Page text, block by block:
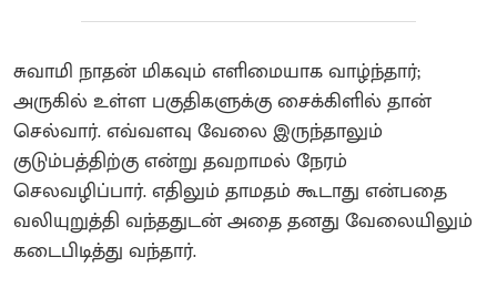
சுவாமி நாதன் மிகவும் எளிமையாக வாழ்ந்தார்;
அருகில் உள்ள பகுதிகளுக்கு சைக்கிளில் தான்
செல்வார். எவ்வளவு வேலை இருந்தாலும்
குடும்பத்திற்கு என்று தவறாமல் நேரம்
செலவழிப்பார். எதிலும் தாமதம் கூடாது என்பதை
வலியுறுத்தி வந்ததுடன் அதை தனது வேலையிலும்
கடைபிடித்து வந்தார்.